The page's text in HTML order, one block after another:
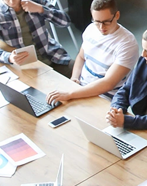
de gel ou dégel ainsi que la vitesse à
sont autant de facteurs influençant la
l’apparition des dégradations.Pour les
et de l’entretien des réseaux
des sols afin d’anticiper le
bitume,et donc gérer au mieux le parc
climatiques sont extrêmes, les
phénomène et se dégradent deux fois
tempérées.